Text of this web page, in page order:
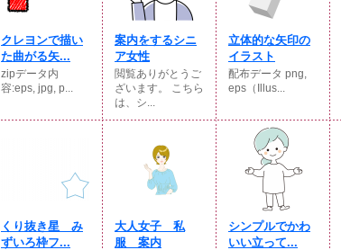
クレヨンで描い
た曲がる矢...
zipデータ内
容:eps, jpg, p...
案内をするシニ
ア女性
閲覧ありがとうご
ざいます。 こちら
は、シ...
立体的な矢印の
イラスト
配布データ png,
eps（Illus...
くり抜き星 み
ずいろ枠フ...
大人女子 私
服 案内
シンプルでかわ
いい立って...